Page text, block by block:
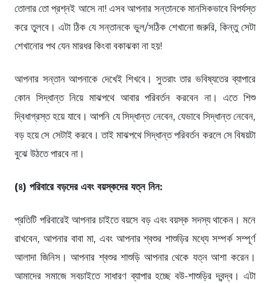
তোলার তো প্রশ্নই আসে না! এসব আপনার সন্তানকে মানসিকভাবে বিপর্যস্ত
করে তুলবে। এটা ঠিক যে সন্তানকে ভুল/সঠিক শেখানো জরুরি, কিন্তু সেটা
শেখানোর পথ যেন মারধর কিংবা বকাঝকা না হয়!
আপনার সন্তান আপনাকে দেখেই শিখবে। সুতরাং তার ভবিষ্যতের ব্যাপারে
কোন সিদ্ধান্ত নিয়ে মাঝপথে আবার পরিবর্তন করবেন না। এতে শিশু
দ্বিধাগ্রস্ত হয়ে যাবে। আপনি যে সিদ্ধান্ত নেবেন, যেভাবে সিদ্ধান্ত নেবেন,
বড় হয়ে সে সেটাই করবে। তাই মাঝপথে সিদ্ধান্ত পরিবর্তন করলে সে বিষয়টা
বুঝে উঠতে পারবে না।
(৪) পরিবারে বড়দের এবং বয়স্কদের যত্ন নিন:
প্রতিটি পরিবারেই আপনার চাইতে বয়সে বড় এবং বয়স্ক সদস্য থাকেন। মনে
রাখবেন, আপনার বাবা মা, এবং আপনার শ্বশুর শাশুড়ির মধ্যে সম্পর্ক সম্পূর্ণ
আলাদা জিনিস। আপনার শ্বশুর শাশুড়ি আপনার থেকে যত্ন আশা করেন।
আমাদের সমাজে সবচাইতে সাধারণ ব্যাপার হচ্ছে বউ-শাশুড়ির দ্বন্দ্ব। এটা